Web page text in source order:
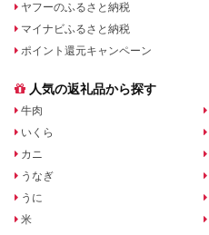
ヤフーのふるさと納税
マイナビふるさと納税
ポイント還元キャンペーン
人気の返礼品から探す
牛肉
いくら
カニ
うなぎ
うに
米